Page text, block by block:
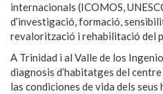
internacionals (ICOMOS,
d’investigació, formació,
revalorització i rehabilitació del
A Trinidad i al Valle de los
diagnosis d’habitatges del
las condiciones de vida dels